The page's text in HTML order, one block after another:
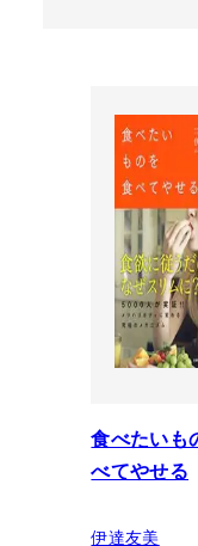
食べたいも
べてやせる
伊達友美